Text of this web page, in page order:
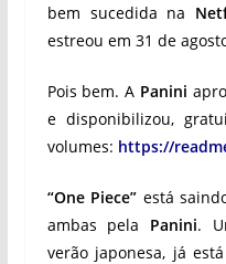
bem sucedida na
estreou em 31 de
Pois bem. A Panini
e disponibilizou,
volumes: https://
“One Piece” está
ambas pela Panini.
verão japonesa, já